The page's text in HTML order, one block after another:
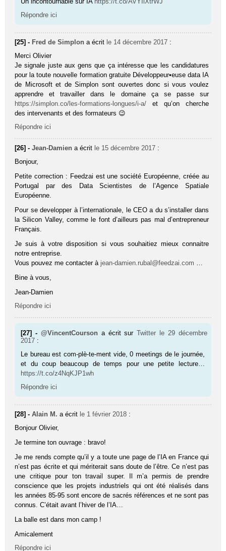
Répondre ici
[25] - Fred de Simplon a écrit le 14 décembre 2017 :
Merci Olivier
Je signale juste aux gens que ça intéresse que les candidatures
pour la toute nouvelle formation gratuite Développeur•euse data IA
de Microsoft et de Simplon sont ouvertes donc si vous voulez
apprendre et travailler dans le domaine ça se passe sur
https://simplon.co/les-formations-longues/i-a/ et qu’on cherche
des intervenants et des formateurs 😉
Répondre ici
[26] -Jean-Damien a écrit le 15 décembre 2017 :
Bonjour,
Petite correction : Feedzai est une société Européenne, créée au
Portugal par des Data Scientistes de l’Agence Spatiale
Européenne.
Pour se developper à l’internationale, le CEO a du s’installer dans
la Silicon Valley, comme le font d’ailleurs pas mal d’entrepreneur
Français.
Je suis à votre disposition si vous souhaitiez mieux connaitre
notre entreprise.
Vous pouvez me contacter à jean-damien.rubal@feedzai.com
Bine à vous,
Jean-Damien
Répondre ici
[27] - @VincentCourson a écrit surTwitter le 29 décembre
2017 :
Le bureau est com-plè-te-ment vide, 0 meetings de le journée,
et du coup beaucoup de temps pour une petite lecture…
https://t.co/z4NqKJP1wh
Répondre ici
[28] -Alain M. a écrit le 1 février 2018 :
Bonjour Olivier,
Je termine ton ouvrage : bravo!
Je me rends compte qu’il y a toute une page de l’IA en France qui
n’est pas écrite et qui mériterait sans doute de l’être. Ce n’est pas
une critique pour ton travail super. Il m’a permis de prendre
conscience que les projets industriels qui ont été réalisés dans
les années 85-95 sont encore de sacrés références et ne sont pas
connus. C’était avant l’hiver de l’IA…
La balle est dans mon camp !
Amicalement
Répondre ici